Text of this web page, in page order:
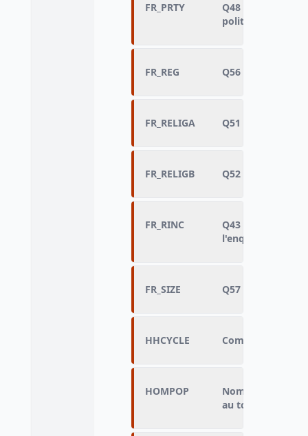
FR_PRTY
Q48 - Proche
politique
FR_REG Q56 -
FR_RELIGA Q51 -
FR_RELIGB Q52 - Religion
FR_RINC
Q43 - Revenu
l'enquêté
FR_SIZE Q57 - Taille de la
HHCYCLE Composition des
HOMPOP
Nombre de
au total - variable